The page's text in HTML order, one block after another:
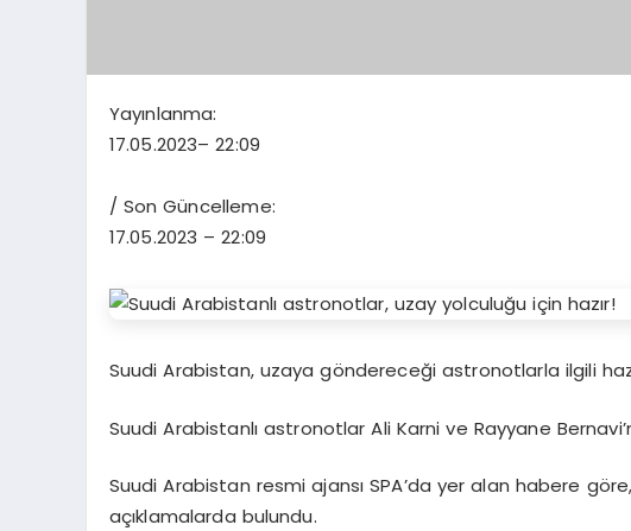
Yayınlanma:
17.05.2023– 22:09
/ Son Güncelleme:
17.05.2023 – 22:09
Suudi Arabistan, uzaya göndereceği astronotlarla ilgili
Suudi Arabistanlı astronotlar Ali Karni ve Rayyane
Suudi Arabistan resmi ajansı SPA’da yer alan habere
açıklamalarda bulundu.